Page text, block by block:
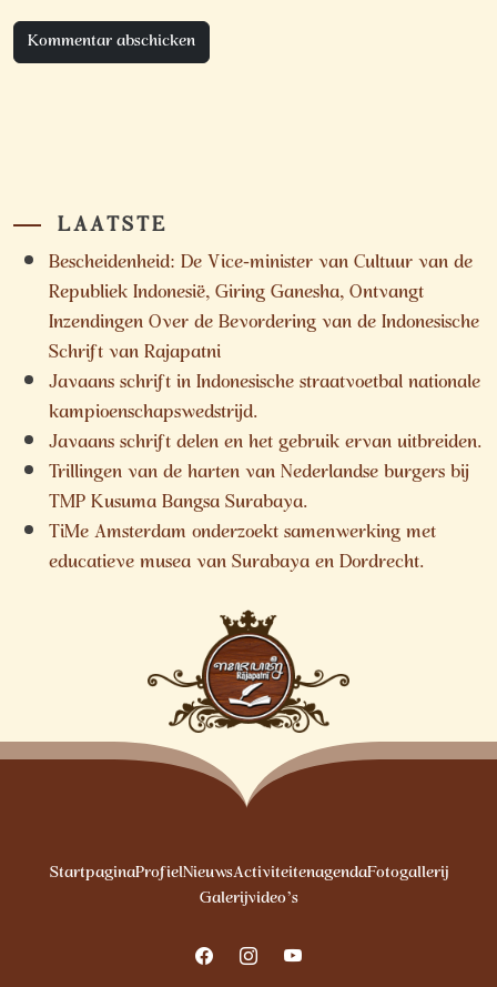
LAATSTE
Bescheidenheid: De Vice-minister van Cultuur van de
Republiek Indonesië, Giring Ganesha, Ontvangt
Inzendingen Over de Bevordering van de Indonesische
Schrift van Rajapatni
Javaans schrift in Indonesische straatvoetbal nationale
kampioenschapswedstrijd.
Javaans schrift delen en het gebruik ervan uitbreiden.
Trillingen van de harten van Nederlandse burgers bij
TMP Kusuma Bangsa Surabaya.
TiMe Amsterdam onderzoekt samenwerking met
educatieve musea van Surabaya en Dordrecht.
StartpaginaProfielNieuwsActiviteitenagendaFotogallerij
Galerijvideo’s